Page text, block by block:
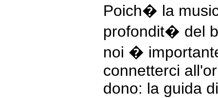
Poich� la
profondit� del
noi �
connetterci
dono: la guida